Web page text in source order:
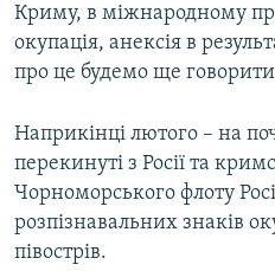
Усі сайти RFE/RL
Криму, в міжнародному
окупація, анексія в
про це будемо ще
Наприкінці лютого – на
перекинуті з Росії та
Чорноморського флоту
розпізнавальних знаків
півострів.